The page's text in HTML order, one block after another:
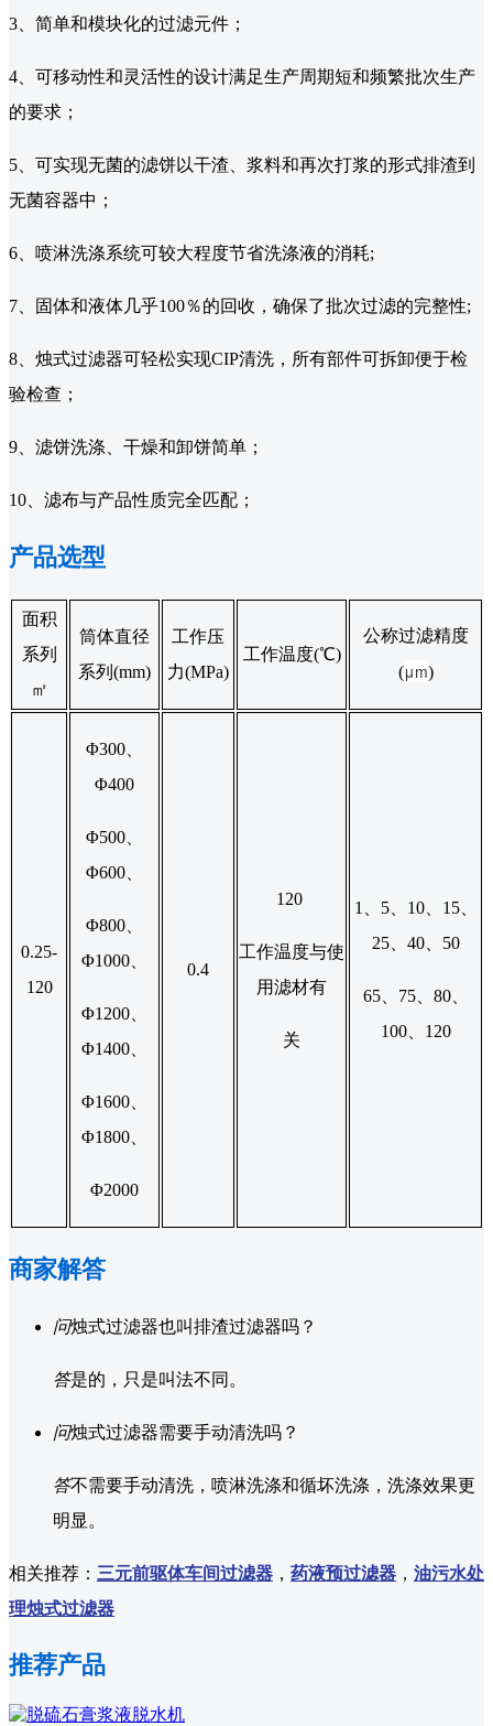
3、简单和模块化的过滤元件；
4、可移动性和灵活性的设计满足生产周期短和频繁批次生产
的要求；
5、可实现无菌的滤饼以干渣、浆料和再次打浆的形式排渣到
无菌容器中；
6、喷淋洗涤系统可较大程度节省洗涤液的消耗;
7、固体和液体几乎100％的回收，确保了批次过滤的完整性;
8、烛式过滤器可轻松实现CIP清洗，所有部件可拆卸便于检
验检查；
9、滤饼洗涤、干燥和卸饼简单；
10、滤布与产品性质完全匹配；
产品选型
面积
系列
㎡
筒体直径
系列(mm)
工作压
力(MPa)
工作温度(℃)
公称过滤精度
(μm)
0.25-
120
Φ300、
Φ400
Φ500、
Φ600、
Φ800、
Φ1000、
Φ1200、
Φ1400、
Φ1600、
Φ1800、
Φ2000
0.4
120
工作温度与使
用滤材有
关
1、5、10、15、
25、40、50
65、75、80、
100、120
商家解答
问烛式过滤器也叫排渣过滤器吗？
答是的，只是叫法不同。
问烛式过滤器需要手动清洗吗？
答不需要手动清洗，喷淋洗涤和循坏洗涤，洗涤效果更
明显。
相关推荐： 三元前驱体车间过滤器 ， 药液预过滤器 ， 油污水处
理烛式过滤器
推荐产品